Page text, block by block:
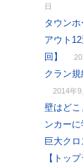
日
タウン
アウト
回】
クラン
2014年9
壁はどこ
ンカーに
巨大ク
【トッ